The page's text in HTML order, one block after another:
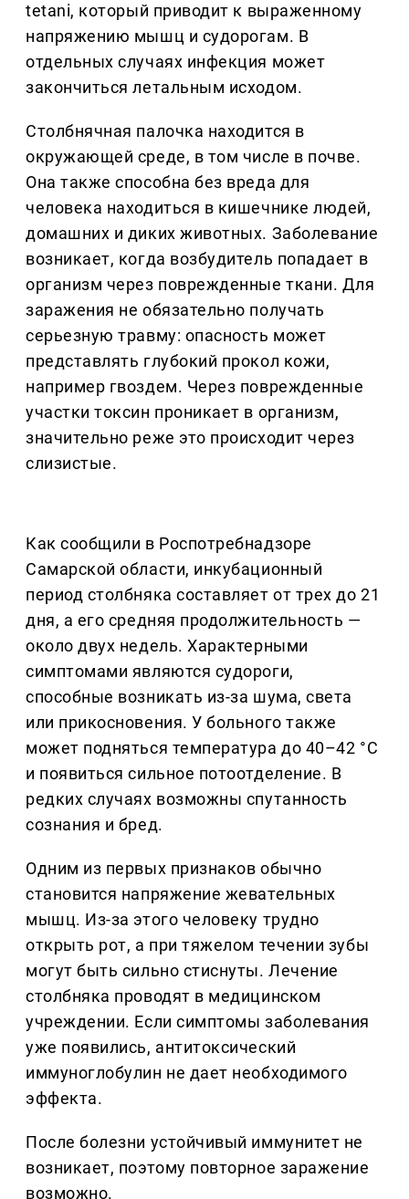
tetani, который приводит к выраженному
напряжению мышц и судорогам. В
отдельных случаях инфекция может
закончиться летальным исходом.
Столбнячная палочка находится в
окружающей среде, в том числе в почве.
Она также способна без вреда для
человека находиться в кишечнике людей,
домашних и диких животных. Заболевание
возникает, когда возбудитель попадает в
организм через поврежденные ткани. Для
заражения не обязательно получать
серьезную травму: опасность может
представлять глубокий прокол кожи,
например гвоздем. Через поврежденные
участки токсин проникает в организм,
значительно реже это происходит через
слизистые.
Как сообщили в Роспотребнадзоре
Самарской области, инкубационный
период столбняка составляет от трех до 21
дня, а его средняя продолжительность —
около двух недель. Характерными
симптомами являются судороги,
способные возникать из-за шума, света
или прикосновения. У больного также
может подняться температура до 40–42 °С
и появиться сильное потоотделение. В
редких случаях возможны спутанность
сознания и бред.
Одним из первых признаков обычно
становится напряжение жевательных
мышц. Из-за этого человеку трудно
открыть рот, а при тяжелом течении зубы
могут быть сильно стиснуты. Лечение
столбняка проводят в медицинском
учреждении. Если симптомы заболевания
уже появились, антитоксический
иммуноглобулин не дает необходимого
эффекта.
После болезни устойчивый иммунитет не
возникает, поэтому повторное заражение
возможно.